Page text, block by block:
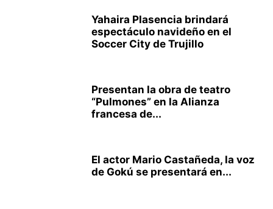
Yahaira Plasencia brindará
espectáculo navideño en el
Soccer City de Trujillo
Presentan la obra de teatro
“Pulmones” en la Alianza
francesa de...
El actor Mario Castañeda, la voz
de Gokú se presentará en...